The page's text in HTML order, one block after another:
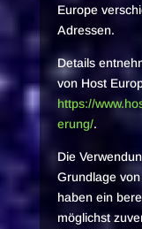
Europe
Adressen.
Details
von Host
https://
erung/.
Die
Grundlage
haben ein
möglichst